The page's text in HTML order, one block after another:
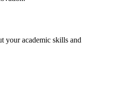
your academic skills and